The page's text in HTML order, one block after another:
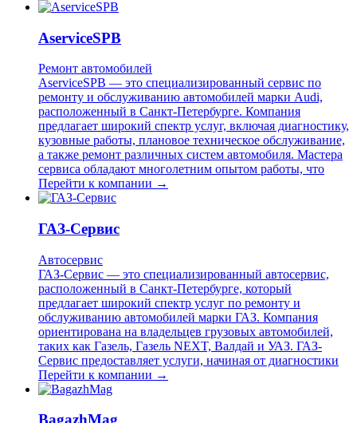
AserviceSPB
Ремонт автомобилей
AserviceSPB — это специализированный сервис по
ремонту и обслуживанию автомобилей марки Audi,
расположенный в Санкт-Петербурге. Компания
предлагает широкий спектр услуг, включая диагностику,
кузовные работы, плановое техническое обслуживание,
а также ремонт различных систем автомобиля. Мастера
сервиса обладают многолетним опытом работы, что
Перейти к компании →
ГАЗ-Сервис
Автосервис
ГАЗ-Сервис — это специализированный автосервис,
расположенный в Санкт-Петербурге, который
предлагает широкий спектр услуг по ремонту и
обслуживанию автомобилей марки ГАЗ. Компания
ориентирована на владельцев грузовых автомобилей,
таких как Газель, Газель NEXT, Валдай и УАЗ. ГАЗ-
Сервис предоставляет услуги, начиная от диагностики
Перейти к компании →